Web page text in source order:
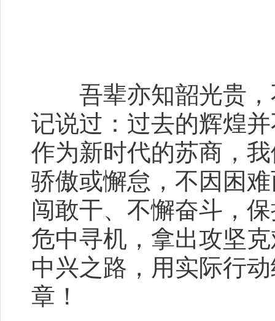
吾辈亦知韶光贵，
记说过：过去的辉煌
作为新时代的苏商，
骄傲或懈怠，不因困
闯敢干、不懈奋斗，
危中寻机，拿出攻坚
中兴之路，用实际行
章！